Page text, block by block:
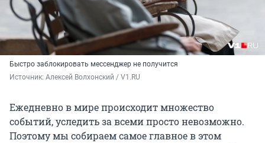
Быстро заблокировать мессенджер не получится
Источник: Алексей Волхонский / V1.RU
Ежедневно в мире происходит множество
событий, уследить за всеми просто невозможно.
Поэтому мы собираем самое главное в этом